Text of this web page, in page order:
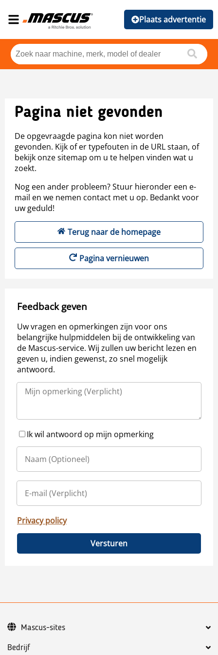
Plaats advertentie
Pagina niet gevonden
De opgevraagde pagina kon niet worden
gevonden. Kijk of er typefouten in de URL staan, of
bekijk onze sitemap om u te helpen vinden wat u
zoekt.
Nog een ander probleem? Stuur hieronder een e-
mail en we nemen contact met u op. Bedankt voor
uw geduld!
Terug naar de homepage
Pagina vernieuwen
Feedback geven
Uw vragen en opmerkingen zijn voor ons
belangrijke hulpmiddelen bij de ontwikkeling van
de Mascus-service. Wij zullen uw bericht lezen en
geven u, indien gewenst, zo snel mogelijk
antwoord.
Ik wil antwoord op mijn opmerking
Privacy policy
Versturen
Bedrijf
Mascus-sites